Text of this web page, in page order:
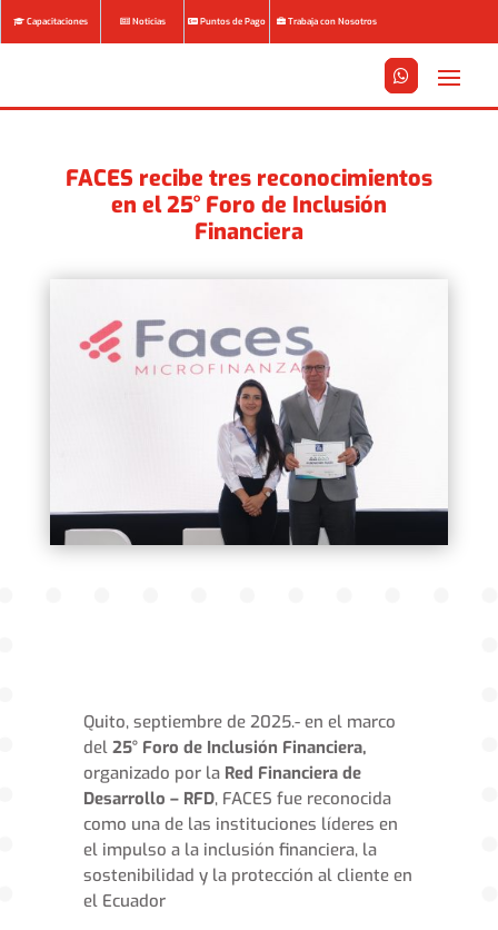
Capacitaciones Noticias Puntos de Pago Trabaja con Nosotros



FACES recibe tres reconocimientos
en el 25° Foro de Inclusión
Financiera
Quito, septiembre de 2025.- en el marco
del25° Foro de Inclusión Financiera,
organizado por la Red Financiera de
Desarrollo – RFD, FACES fue reconocida
como una de las instituciones líderes en
el impulso a la inclusión financiera, la
sostenibilidad y la protección al cliente en
el Ecuador